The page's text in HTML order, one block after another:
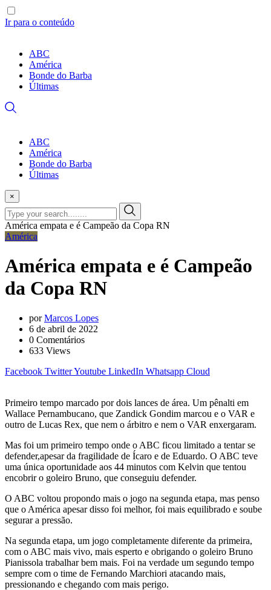
Ir para o conteúdo
ABC
América
Bonde do Barba
Últimas
ABC
América
Bonde do Barba
Últimas
×
América empata e é Campeão da Copa RN
América
América empata e é Campeão
da Copa RN
porMarcos Lopes
6 de abril de 2022
0 Comentários
633 Views
Facebook TwitterYoutube LinkedIn Whatsapp Cloud
Primeiro tempo marcado por dois lances de área. Um pênalti em
Wallace Pernambucano, que Zandick Gondim marcou e o VAR e
outro de Lucas Rex, que nem o árbitro e nem o VAR enxergaram.
Mas foi um primeiro tempo onde o ABC ficou limitado a tentar se
defender,apesar da fragilidade de Ícaro e de Eduardo. O ABC teve
uma única oportunidade aos 44 minutos com Kelvin que tentou
encobrir o goleiro Bruno, que conseguiu defender.
O ABC voltou propondo mais o jogo na segunda etapa, mas penso
que o América apesar disso foi melhor, foi mais equilibrado e soube
segurar a pressão.
Na segunda etapa, um jogo completamente diferente da primeira,
com o ABC mais vivo, mais esperto e obrigando o goleiro Bruno
Pianissola trabalhar bem mais. Foi na verdade um segundo tempo
sempre com o time de Fernando Marchiori atacando mais,
pressionando e chegando com mais perigo.